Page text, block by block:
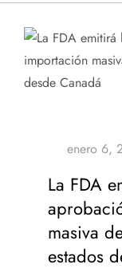
La FDA
masiva
estados